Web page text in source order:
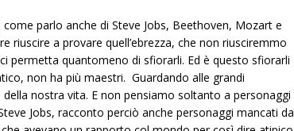
parlo anche di Steve Jobs, Beethoven, Mozart e
riuscire a provare quell’ebrezza, che non riusciremmo
permetta quantomeno di sfiorarli. Ed è questo sfiorarli
non ha più maestri. Guardando alle grandi
nostra vita. E non pensiamo soltanto a personaggi
Jobs, racconto perciò anche personaggi mancati da